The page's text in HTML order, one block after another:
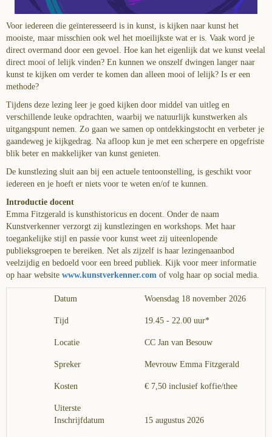
Voor iedereen die geïnteresseerd is in kunst, is kijken naar kunst het
mooiste, maar misschien ook wel het moeilijkste wat er is. Vaak word je
direct overmand door een gevoel. Hoe kan het eigenlijk dat we kunst veelal
direct mooi of lelijk vinden? En kunnen we onszelf dwingen langer naar
kunst te kijken om verder te komen dan alleen mooi of lelijk? Is er een
methode?
Tijdens deze lezing leer je goed kijken door middel van uitleg en
verschillende leuke opdrachten, waarbij we natuurlijk kunstwerken als
uitgangspunt nemen. Zo gaan we samen op ontdekkingstocht en verbeter je
gaandeweg je kijkgedrag. Na afloop kun je met een scherpere en opgefriste
blik beter en makkelijker van kunst genieten.
De kunstlezing sluit aan bij een actuele tentoonstelling, is geschikt voor
iedereen en je hoeft er niets voor te weten en/of te kunnen.
Introductie docent
Emma Fitzgerald is kunsthistoricus en docent. Onder de naam
Kunstverkenner verzorgt zij kunstlezingen en workshops. Met haar
toegankelijke stijl en passie voor kunst weet zij uiteenlopende
publieksgroepen te bereiken. Net als zijzelf is haar lezingenaanbod
veelzijdig en bedoeld voor een breed publiek. Kijk voor meer informatie
op haar website www.kunstverkenner.com of volg haar op social media.
Datum Woensdag 18 november 2026
Tijd 19.45 - 22.00 uur*
Locatie CC Jan van Besouw
Spreker Mevrouw Emma Fitzgerald
Kosten € 7,50 inclusief koffie/thee
Uiterste
Inschrijfdatum
15 augustus 2026